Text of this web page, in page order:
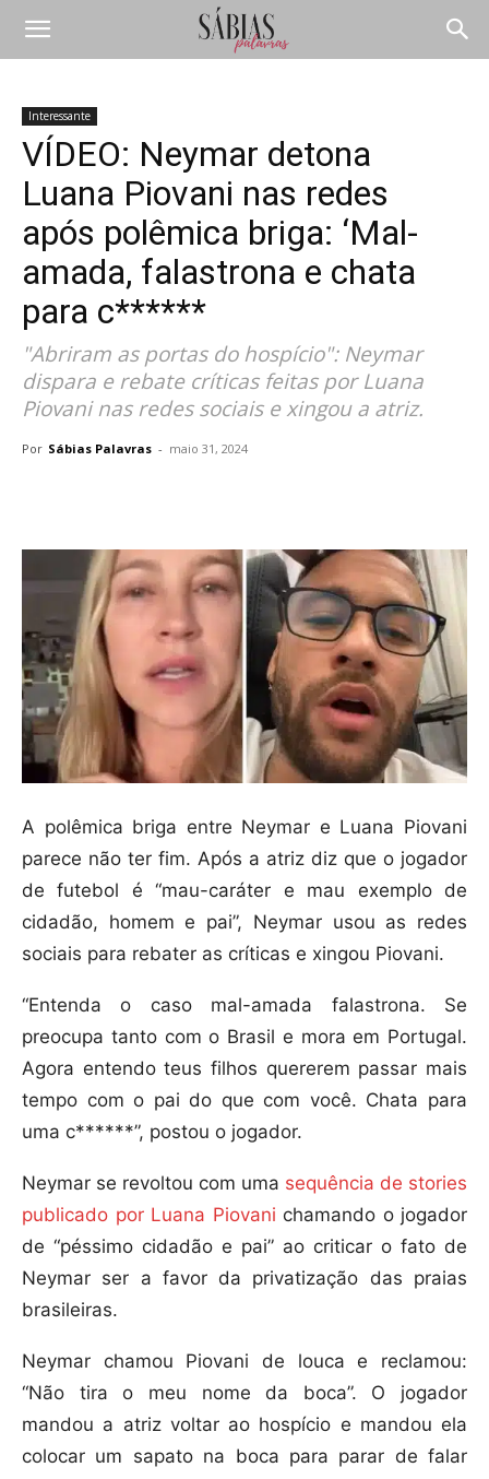
Interessante
VÍDEO: Neymar detona
Luana Piovani nas redes
após polêmica briga: ‘Mal-
amada, falastrona e chata
para c******
"Abriram as portas do hospício": Neymar
dispara e rebate críticas feitas por Luana
Piovani nas redes sociais e xingou a atriz.
Por Sábias Palavras - maio 31, 2024
A polêmica briga entre Neymar e Luana Piovani
parece não ter fim. Após a atriz diz que o jogador
de futebol é “mau-caráter e mau exemplo de
cidadão, homem e pai”, Neymar usou as redes
sociais para rebater as críticas e xingou Piovani.
“Entenda o caso mal-amada falastrona. Se
preocupa tanto com o Brasil e mora em Portugal.
Agora entendo teus filhos quererem passar mais
tempo com o pai do que com você. Chata para
uma c******”, postou o jogador.
Neymar se revoltou com uma sequência de stories
publicado por Luana Piovani chamando o jogador
de “péssimo cidadão e pai” ao criticar o fato de
Neymar ser a favor da privatização das praias
brasileiras.
Neymar chamou Piovani de louca e reclamou:
“Não tira o meu nome da boca”. O jogador
mandou a atriz voltar ao hospício e mandou ela
colocar um sapato na boca para parar de falar